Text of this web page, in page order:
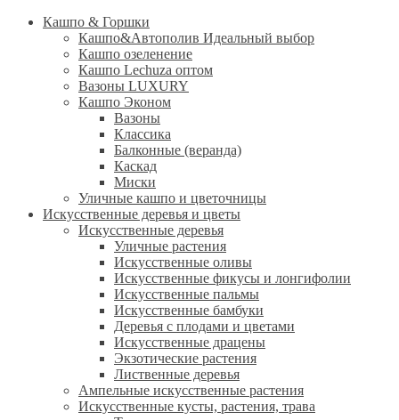
Кашпо & Горшки
Кашпо&Автополив Идеальный выбор
Кашпо озеленение
Кашпо Lechuza оптом
Вазоны LUXURY
Кашпо Эконом
Вазоны
Классика
Балконные (веранда)
Каскад
Миски
Уличные кашпо и цветочницы
Искусственные деревья и цветы
Искусственные деревья
Уличные растения
Искусственные оливы
Искусственные фикусы и лонгифолии
Искусственные пальмы
Искусственные бамбуки
Деревья с плодами и цветами
Искусственные драцены
Экзотические растения
Лиственные деревья
Ампельные искусственные растения
Искусственные кусты, растения, трава